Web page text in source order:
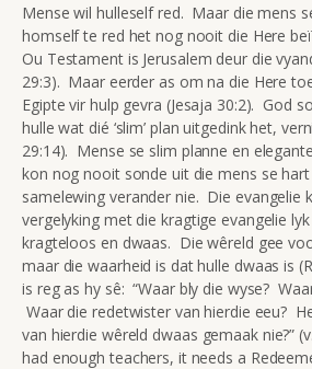
Mense wil hulleself red. Maar die mens
homself te red het nog nooit die Here
Ou Testament is Jerusalem deur die
29:3). Maar eerder as om na die Here
Egipte vir hulp gevra (Jesaja 30:2). God
hulle wat dié ‘slim’ plan uitgedink het,
29:14). Mense se slim planne en
kon nog nooit sonde uit die mens se hart
samelewing verander nie. Die evangelie
vergelyking met die kragtige evangelie
kragteloos en dwaas. Die wêreld gee
maar die waarheid is dat hulle dwaas is
is reg as hy sê: “Waar bly die wyse?
Waar die redetwister van hierdie eeu?
van hierdie wêreld dwaas gemaak nie?”
had enough teachers, it needs a